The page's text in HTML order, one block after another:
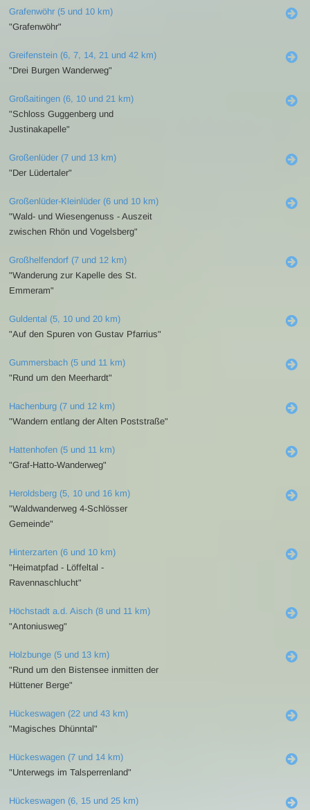
Grafenwöhr (5 und 10 km)
"Grafenwöhr"
Greifenstein (6, 7, 14, 21 und 42 km)
"Drei Burgen Wanderweg"
Großaitingen (6, 10 und 21 km)
"Schloss Guggenberg und
Justinakapelle"
Großenlüder (7 und 13 km)
"Der Lüdertaler"
Großenlüder-Kleinlüder (6 und 10 km)
"Wald- und Wiesengenuss - Auszeit
zwischen Rhön und Vogelsberg"
Großhelfendorf (7 und 12 km)
"Wanderung zur Kapelle des St.
Emmeram"
Guldental (5, 10 und 20 km)
"Auf den Spuren von Gustav Pfarrius"
Gummersbach (5 und 11 km)
"Rund um den Meerhardt"
Hachenburg (7 und 12 km)
"Wandern entlang der Alten Poststraße"
Hattenhofen (5 und 11 km)
"Graf-Hatto-Wanderweg"
Heroldsberg (5, 10 und 16 km)
"Waldwanderweg 4-Schlösser
Gemeinde"
Hinterzarten (6 und 10 km)
"Heimatpfad - Löffeltal -
Ravennaschlucht"
Höchstadt a.d. Aisch (8 und 11 km)
"Antoniusweg"
Holzbunge (5 und 13 km)
"Rund um den Bistensee inmitten der
Hüttener Berge"
Hückeswagen (22 und 43 km)
"Magisches Dhünntal"
Hückeswagen (7 und 14 km)
"Unterwegs im Talsperrenland"
Hückeswagen (6, 15 und 25 km)